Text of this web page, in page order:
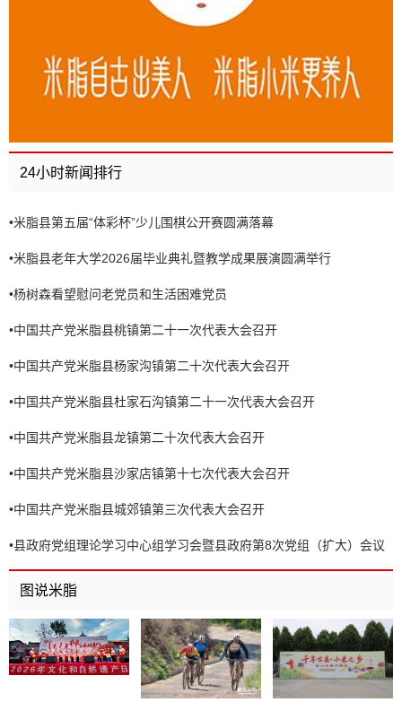
24小时新闻排行
•米脂县第五届“体彩杯”少儿围棋公开赛圆满落幕
•米脂县老年大学2026届毕业典礼暨教学成果展演圆满举行
•杨树森看望慰问老党员和生活困难党员
•中国共产党米脂县桃镇第二十一次代表大会召开
•中国共产党米脂县杨家沟镇第二十次代表大会召开
•中国共产党米脂县杜家石沟镇第二十一次代表大会召开
•中国共产党米脂县龙镇第二十次代表大会召开
•中国共产党米脂县沙家店镇第十七次代表大会召开
•中国共产党米脂县城郊镇第三次代表大会召开
•县政府党组理论学习中心组学习会暨县政府第8次党组（扩大）会议
召开
图说米脂